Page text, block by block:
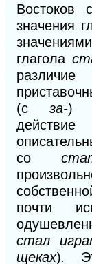
Востоков
значения
глагола
(с за-)
со
почти
стал
щеках).